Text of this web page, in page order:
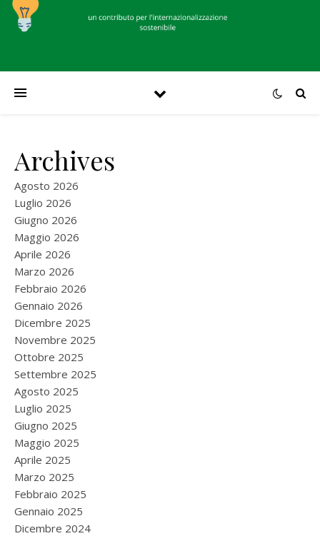
Archives
Agosto 2026
Luglio 2026
Giugno 2026
Maggio 2026
Aprile 2026
Marzo 2026
Febbraio 2026
Gennaio 2026
Dicembre 2025
Novembre 2025
Ottobre 2025
Settembre 2025
Agosto 2025
Luglio 2025
Giugno 2025
Maggio 2025
Aprile 2025
Marzo 2025
Febbraio 2025
Gennaio 2025
Dicembre 2024